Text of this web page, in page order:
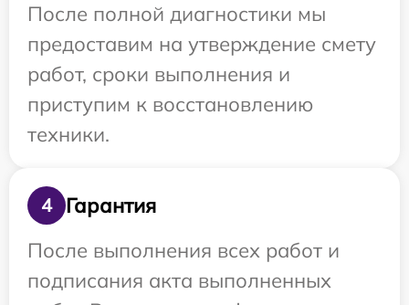
После полной диагностики мы
предоставим на утверждение смету
работ, сроки выполнения и
приступим к восстановлению
техники.
4
Гарантия
После выполнения всех работ и
подписания акта выполненных